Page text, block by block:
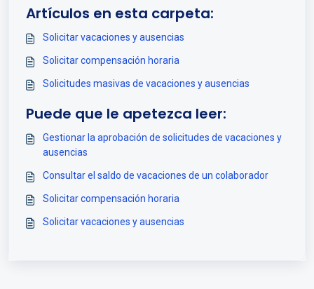
Artículos en esta carpeta:
Solicitar vacaciones y ausencias
Solicitar compensación horaria
Solicitudes masivas de vacaciones y ausencias
Puede que le apetezca leer:
Gestionar la aprobación de solicitudes de vacaciones y
ausencias
Consultar el saldo de vacaciones de un colaborador
Solicitar compensación horaria
Solicitar vacaciones y ausencias